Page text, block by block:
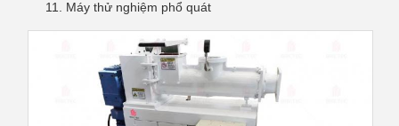
Máy thử nghiệm phổ quát